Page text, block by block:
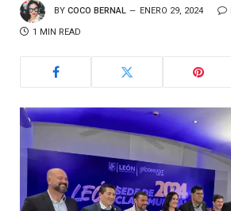
BY COCO BERNAL ENERO 29, 2024
1 MIN READ